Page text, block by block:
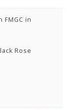
in
Rose